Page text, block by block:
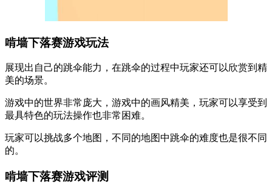
啃墙下落赛游戏玩法
展现出自己的跳伞能力，在跳伞的过程中玩家还可以欣赏到精
美的场景。
游戏中的世界非常庞大，游戏中的画风精美，玩家可以享受到
最具特色的玩法操作也非常困难。
玩家可以挑战多个地图，不同的地图中跳伞的难度也是很不同
的。
啃墙下落赛游戏评测